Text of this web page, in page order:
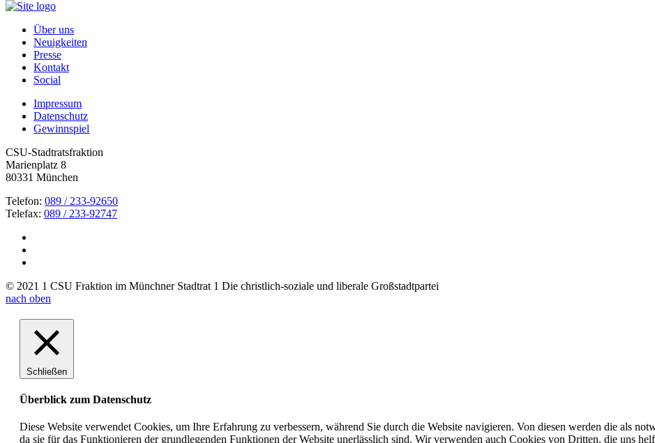
Über uns
Neuigkeiten
Presse
Kontakt
Social
Impressum
Datenschutz
Gewinnspiel
CSU-Stadtratsfraktion
Marienplatz 8
80331 München
Telefon: 089 / 233-92650
Telefax: 089 / 233-92747
© 2021 1 CSU Fraktion im Münchner Stadtrat 1 Die christlich-soziale und liberale Großstadtpartei
nach oben
Schließen
Überblick zum Datenschutz
Diese Website verwendet Cookies, um Ihre Erfahrung zu verbessern, während Sie durch die Website navigieren. Von diesen werden die als
da sie für das Funktionieren der grundlegenden Funktionen der Website unerlässlich sind. Wir verwenden auch Cookies von Dritten, die uns